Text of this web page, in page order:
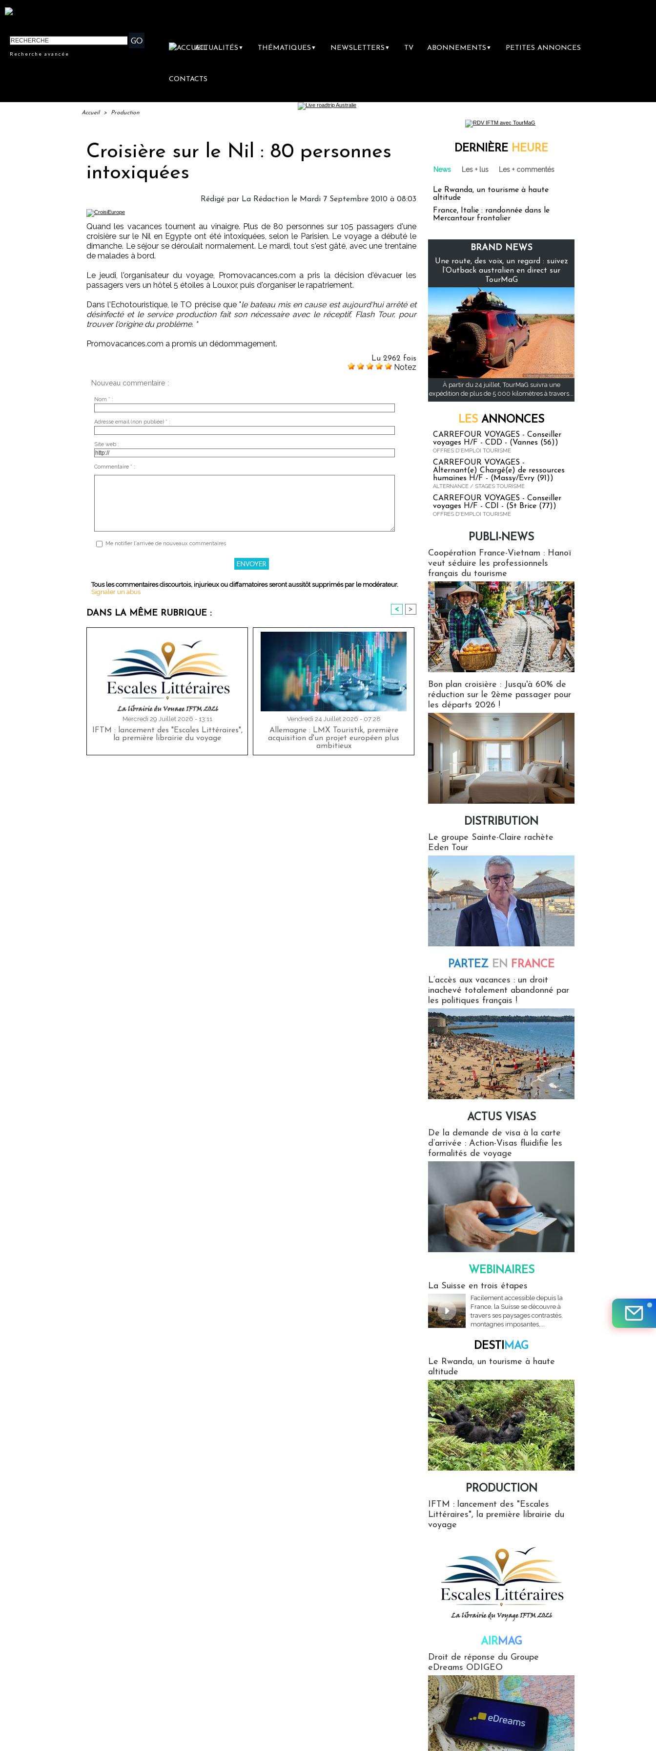
Recherche avancée
ACTUALITÉS ▼ THÉMATIQUES ▼ NEWSLETTERS ▼ TV ABONNEMENTS ▼ PETITES ANNONCES
CONTACTS
Accueil > Production
Croisière sur le Nil : 80 personnes
intoxiquées
Rédigé par La Rédaction le Mardi 7 Septembre 2010 à 08:03
Quand les vacances tournent au vinaigre. Plus de 80 personnes sur 105 passagers d'une
croisière sur le Nil en Egypte ont été intoxiquées, selon le Parisien. Le voyage a débuté le
dimanche. Le séjour se déroulait normalement. Le mardi, tout s'est gâté, avec une trentaine
de malades à bord.
Le jeudi, l'organisateur du voyage, Promovacances.com a pris la décision d'évacuer les
passagers vers un hôtel 5 étoiles à Louxor, puis d'organiser le rapatriement.
Dans l'Echotouristique, le TO précise que "le bateau mis en cause est aujourd'hui arrêté et
désinfecté et le service production fait son nécessaire avec le réceptif, Flash Tour, pour
trouver l'origine du problème. "
Promovacances.com a promis un dédommagement.
Lu 2962 fois
Notez
Nouveau commentaire :
Nom * :
Adresse email (non publiée) * :
Site web :
Commentaire * :
Me notifier l'arrivée de nouveaux commentaires
Tous les commentaires discourtois, injurieux ou diffamatoires seront aussitôt supprimés par le modérateur.
Signaler un abus
DANS LA MÊME RUBRIQUE : < >
Mercredi 29 Juillet 2026 - 13:11
IFTM : lancement des "Escales Littéraires",
la première librairie du voyage
Vendredi 24 Juillet 2026 - 07:28
Allemagne : LMX Touristik, première
acquisition d'un projet européen plus
ambitieux
DERNIÈRE HEURE
News Les + lus Les + commentés
Le Rwanda, un tourisme à haute
altitude
France, Italie : randonnée dans le
Mercantour frontalier
BRAND NEWS
Une route, des voix, un regard : suivez
l’Outback australien en direct sur
TourMaG
À partir du 24 juillet, TourMaG suivra une
expédition de plus de 5 000 kilomètres à travers...
LES ANNONCES
CARREFOUR VOYAGES - Conseiller
voyages H/F - CDD - (Vannes (56))
OFFRES D'EMPLOI TOURISME
CARREFOUR VOYAGES -
Alternant(e) Chargé(e) de ressources
humaines H/F - (Massy/Evry (91))
ALTERNANCE / STAGES TOURISME
CARREFOUR VOYAGES - Conseiller
voyages H/F - CDI - (St Brice (77))
OFFRES D'EMPLOI TOURISME
PUBLI-NEWS
Coopération France-Vietnam : Hanoï
veut séduire les professionnels
français du tourisme
Bon plan croisière : Jusqu'à 60% de
réduction sur le 2ème passager pour
les départs 2026 !
DISTRIBUTION
Le groupe Sainte-Claire rachète
Eden Tour
PARTEZ EN FRANCE
L’accès aux vacances : un droit
inachevé totalement abandonné par
les politiques français !
ACTUS VISAS
De la demande de visa à la carte
d’arrivée : Action-Visas fluidifie les
formalités de voyage
WEBINAIRES
La Suisse en trois étapes
Facilement accessible depuis la
France, la Suisse se découvre à
travers ses paysages contrastés,
montagnes imposantes,...
DESTIMAG
Le Rwanda, un tourisme à haute
altitude
PRODUCTION
IFTM : lancement des "Escales
Littéraires", la première librairie du
voyage
AIRMAG
Droit de réponse du Groupe
eDreams ODIGEO